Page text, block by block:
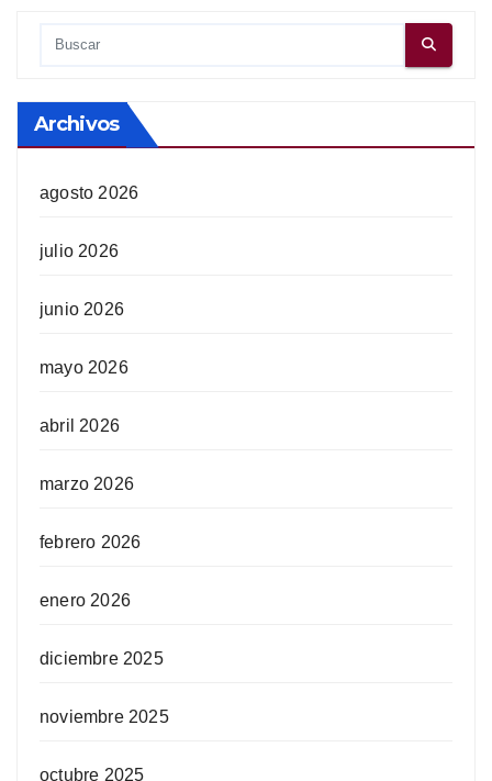
Archivos
agosto 2026
julio 2026
junio 2026
mayo 2026
abril 2026
marzo 2026
febrero 2026
enero 2026
diciembre 2025
noviembre 2025
octubre 2025